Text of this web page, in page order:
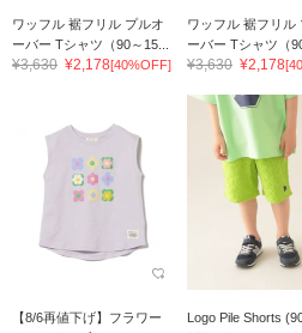
ワッフル 裾フリル プルオ
ーバー Tシャツ（90～15...
¥3,630 ¥2,178[40%OFF]
ワッフル 裾フリル
ーバー Tシャツ（
¥3,630 ¥2,178
【8/6再値下げ】フラワー
Logo Pile Shorts